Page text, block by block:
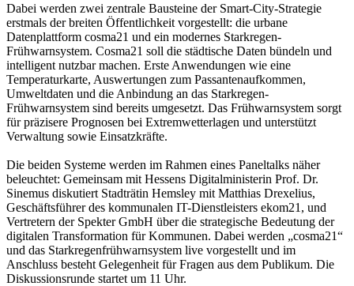
Dabei werden zwei zentrale Bausteine der Smart-City-Strategie
erstmals der breiten Öffentlichkeit vorgestellt: die urbane
Datenplattform cosma21 und ein modernes Starkregen-
Frühwarnsystem. Cosma21 soll die städtische Daten bündeln und
intelligent nutzbar machen. Erste Anwendungen wie eine
Temperaturkarte, Auswertungen zum Passantenaufkommen,
Umweltdaten und die Anbindung an das Starkregen-
Frühwarnsystem sind bereits umgesetzt. Das Frühwarnsystem sorgt
für präzisere Prognosen bei Extremwetterlagen und unterstützt
Verwaltung sowie Einsatzkräfte.
Die beiden Systeme werden im Rahmen eines Paneltalks näher
beleuchtet: Gemeinsam mit Hessens Digitalministerin Prof. Dr.
Sinemus diskutiert Stadträtin Hemsley mit Matthias Drexelius,
Geschäftsführer des kommunalen IT-Dienstleisters ekom21, und
Vertretern der Spekter GmbH über die strategische Bedeutung der
digitalen Transformation für Kommunen. Dabei werden „cosma21“
und das Starkregenfrühwarnsystem live vorgestellt und im
Anschluss besteht Gelegenheit für Fragen aus dem Publikum. Die
Diskussionsrunde startet um 11 Uhr.